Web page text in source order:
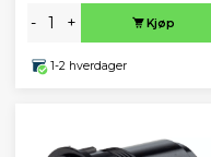
- + Kjøp
1-2 hverdager